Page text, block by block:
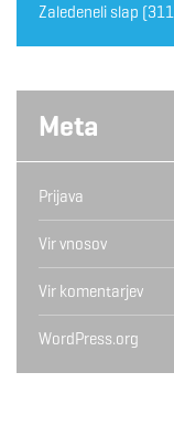
Zaledeneli slap
Meta
Prijava
Vir vnosov
Vir komentarjev
WordPress.org